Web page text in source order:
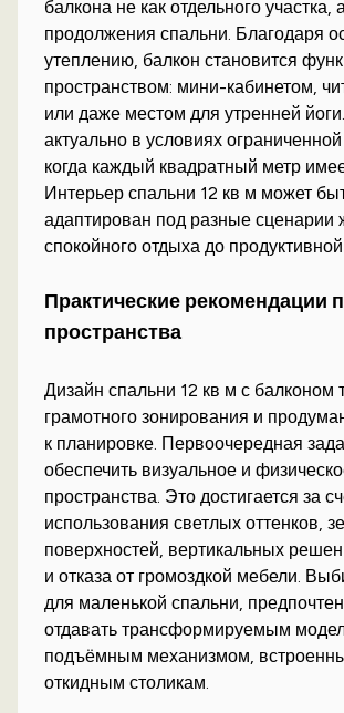
балкона не как отдельного участка,
продолжения спальни. Благодаря
утеплению, балкон становится
пространством: мини-кабинетом,
или даже местом для утренней
актуально в условиях
когда каждый квадратный метр
Интерьер спальни 12 кв м может
адаптирован под разные
спокойного отдыха до
Практические рекомендации
пространства
Дизайн спальни 12 кв м с балконом
грамотного зонирования и
к планировке. Первоочередная
обеспечить визуальное и
пространства. Это достигается за
использования светлых оттенков,
поверхностей, вертикальных
и отказа от громоздкой мебели.
для маленькой спальни,
отдавать трансформируемым
подъёмным механизмом,
откидным столикам.